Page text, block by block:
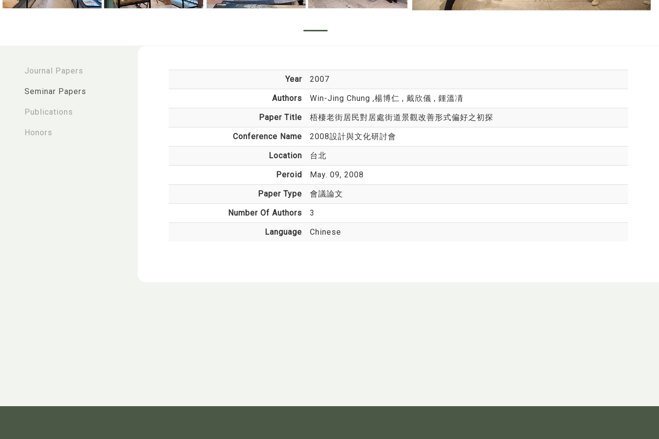
Journal Papers
Seminar Papers
Publications
Honors
Year 2007
Authors Win-Jing Chung ,楊博仁 , 戴欣儀 , 鍾溫凊
Paper Title 梧棲老街居民對居處街道景觀改善形式偏好之初探
Conference Name 2008設計與文化研討會
Location 台北
Peroid May. 09, 2008
Paper Type 會議論文
Number Of Authors 3
Language Chinese